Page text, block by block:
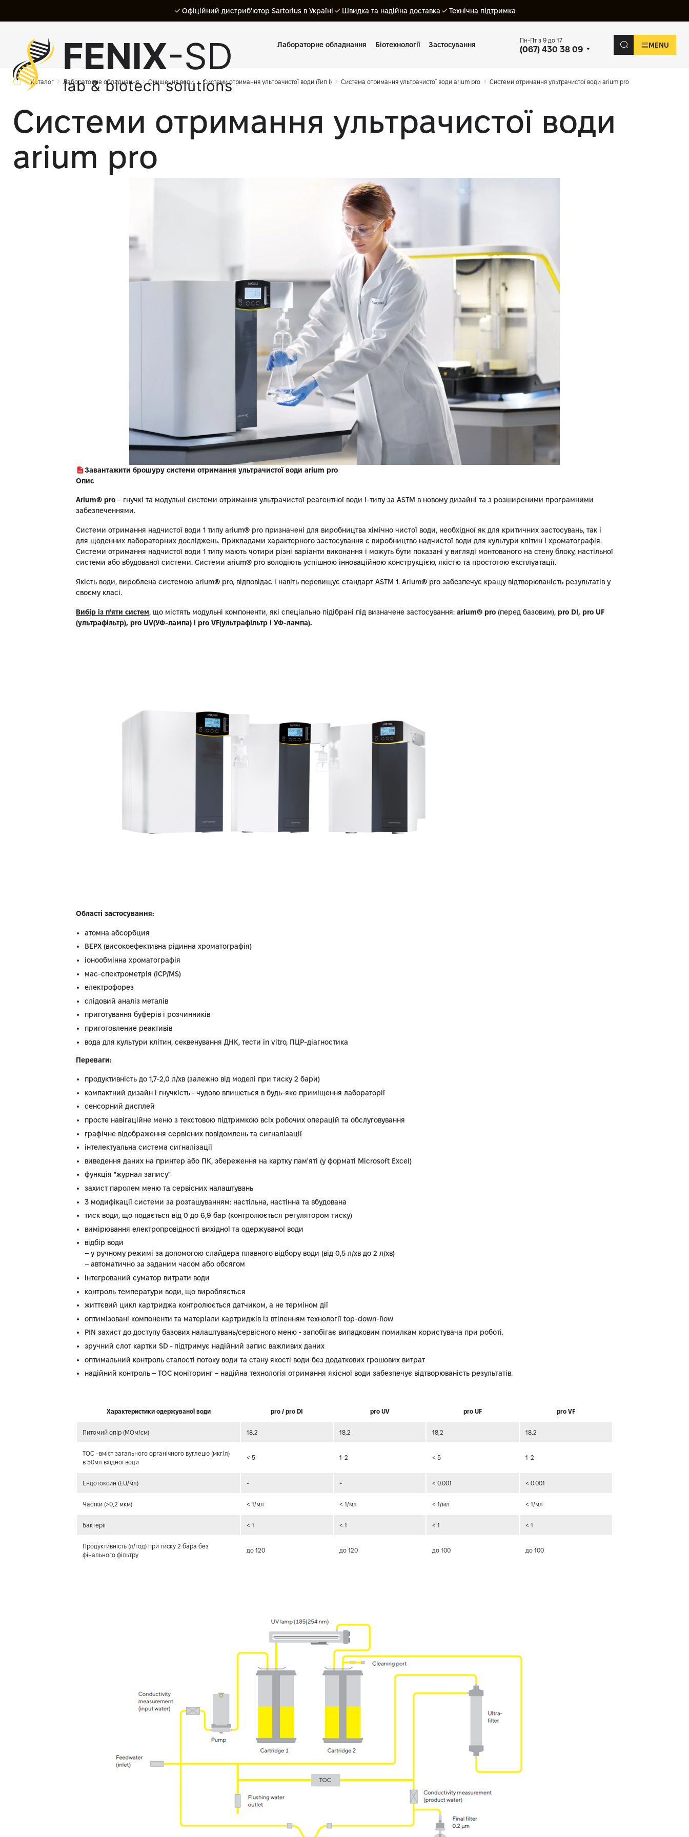
Офіційний дистриб'ютор Sartorius в Україні Швидка та надійна доставка Технічна підтримка
Лабораторне обладнання Біотехнології Застосування
Пн-Пт з 9 до 17
(067) 430 38 09 MENU
Каталог Лабораторне обладнання Очищення води Системи отримання ультрачистої води (Тип І) Система отримання ультрачистої води arium pro Системи отримання ультрачистої води arium pro
Системи отримання ультрачистої води
arium pro
Завантажити брошуру системи отримання ультрачистої води arium pro
Опис
Arium® pro – гнучкі та модульні системи отримання ультрачистої реагентної води I-типу за ASTM в новому дизайні та з розширеними програмними
забезпеченнями.
Системи отримання надчистої води 1 типу arium® pro призначені для виробництва хімічно чистої води, необхідної як для критичних застосувань, так і
для щоденних лабораторних досліджень. Прикладами характерного застосування є виробництво надчистої води для культури клітин і хроматографія.
Системи отримання надчистої води 1 типу мають чотири різні варіанти виконання і можуть бути показані у вигляді монтованого на стену блоку, настільної
системи або вбудованої системи. Системи arium® pro володіють успішною інноваційною конструкцією, якістю та простотою експлуатації.
Якість води, вироблена системою arium® pro, відповідає і навіть перевищує стандарт ASTM 1. Arium® pro забезпечує кращу відтворюваність результатів у
своєму класі.
Вибір із п'яти систем, що містять модульні компоненти, які спеціально підібрані під визначене застосування: arium® pro (перед базовим), pro DI, pro UF
(ультрафільтр), pro UV(УФ-лампа) і pro VF(ультрафільтр і УФ-лампа).
Області застосування:
атомна абсорбция
ВЕРХ (високоефективна рідинна хроматографія)
іонообмінна хроматографія
мас-спектрометрія (ICP/MS)
електрофорез
слідовий аналіз металів
приготування буферів і розчинників
приготовление реактивів
вода для культури клітин, секвенування ДНК, тести in vitro, ПЦР-діагностика
Переваги:
продуктивність до 1,7-2,0 л/хв (залежно від моделі при тиску 2 бари)
компактний дизайн і гнучкість - чудово впишеться в будь-яке приміщення лабораторії
сенсорний дисплей
просте навігаційне меню з текстовою підтримкою всіх робочих операцій та обслуговування
графічне відображення сервісних повідомлень та сигналізації
інтелектуальна система сигналізації
виведення даних на принтер або ПК, збереження на картку пам'яті (у форматі Microsoft Excel)
функція "журнал запису"
захист паролем меню та сервісних налаштувань
3 модифікації системи за розташуванням: настільна, настінна та вбудована
тиск води, що подається від 0 до 6,9 бар (контролюється регулятором тиску)
вимірювання електропровідності вихідної та одержуваної води
відбір води
– у ручному режимі за допомогою слайдера плавного відбору води (від 0,5 л/хв до 2 л/хв)
– автоматично за заданим часом або обсягом
інтегрований суматор витрати води
контроль температури води, що виробляється
життєвий цикл картриджа контролюється датчиком, а не терміном дії
оптимізовані компоненти та матеріали картриджів із втіленням технології top-down-flow
PIN захист до доступу базових налаштувань/сервісного меню - запобігає випадковим помилкам користувача при роботі.
зручний слот картки SD - підтримує надійний запис важливих даних
оптимальний контроль сталості потоку води та стану якості води без додаткових грошових витрат
надійний контроль – TOC моніторинг – надійна технологія отримання якісної води забезпечує відтворюваність результатів.
Характеристики одержуваної води pro / pro DI pro UV pro UF pro VF
Питомий опір (МОм/см) 18,2 18,2 18,2 18,2
ТОС - вміст загального органічного вуглецю (мкг/л)
в 50мл вхідної води
< 5 1-2 < 5 1-2
Ендотоксин (EU/мл) - - < 0.001 < 0.001
Частки (>0,2 мкм) < 1/мл < 1/мл < 1/мл < 1/мл
Бактерії < 1 < 1 < 1 < 1
Продуктивність (л/год) при тиску 2 бара без
фінального фільтру
до 120 до 120 до 100 до 100